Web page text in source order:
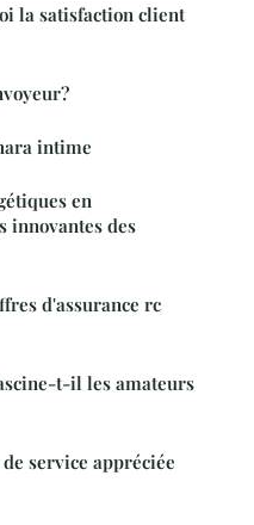
la satisfaction client
intime
en
innovantes des
d'assurance rc
t-il les amateurs
service appréciée